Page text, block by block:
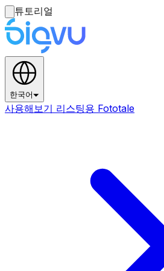
튜토리얼
한국어
사용해보기 리스팅용 Fototale